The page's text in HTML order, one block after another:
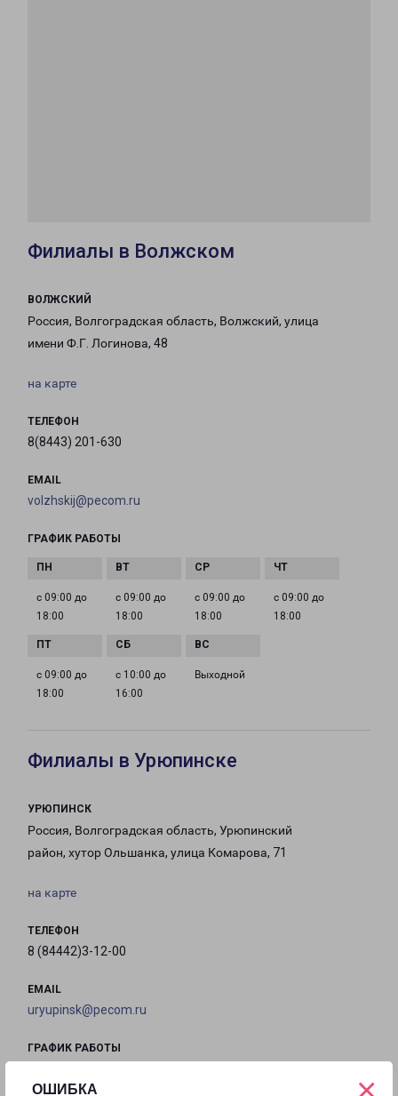
ОШИБКА
Филиалы в Волжском
ВОЛЖСКИЙ
Россия, Волгоградская область, Волжский, улица
имени Ф.Г. Логинова, 48
на карте
ТЕЛЕФОН
8(8443) 201-630
EMAIL
volzhskij@pecom.ru
ГРАФИК РАБОТЫ
с 09:00 до
18:00
с 09:00 до
18:00
с 09:00 до
18:00
с 09:00 до
18:00
с 09:00 до
18:00
с 10:00 до
16:00
Выходной
Филиалы в Урюпинске
УРЮПИНСК
Россия, Волгоградская область, Урюпинский
район, хутор Ольшанка, улица Комарова, 71
на карте
ТЕЛЕФОН
8 (84442)3-12-00
EMAIL
uryupinsk@pecom.ru
ГРАФИК РАБОТЫ